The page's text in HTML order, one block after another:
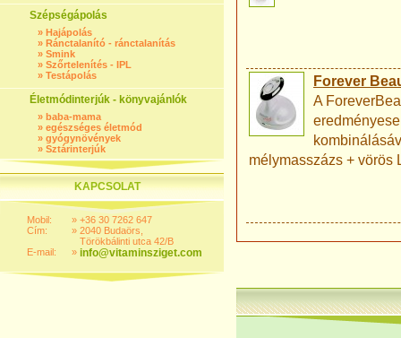
Szépségápolás
» Hajápolás
» Ránctalanító - ránctalanítás
» Smink
» Szőrtelenítés - IPL
» Testápolás
Életmódinterjúk - könyvajánlók
» baba-mama
» egészséges életmód
» gyógynövények
» Sztárinterjúk
KAPCSOLAT
Mobil:
Cím:
E-mail:
»
»
»
+36 30 7262 647
2040 Budaörs,
Törökbálinti utca 42/B
info@vitaminsziget.com
Forever
A
mélymasszázs + vörös